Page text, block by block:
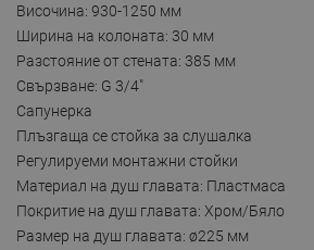
Височина: 930-1250 мм
Ширина на колоната: 30 мм
Разстояние от стената: 385 мм
Свързване: G 3/4"
Сапунерка
Плъзгаща се стойка за слушалка
Регулируеми монтажни стойки
Материал на душ главата: Пластмаса
Покритие на душ главата: Хром/Бяло
Размер на душ главата: ø225 мм